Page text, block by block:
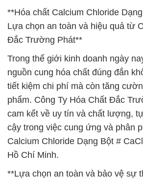
**Hóa chất Calcium Chloride
Lựa chọn an toàn và hiệu quả từ
Đắc Trường Phát**
Trong thế giới kinh doanh ngày
nguồn cung hóa chất đúng đắn
tiết kiệm chi phí mà còn tăng
phẩm. Công Ty Hóa Chất Đắc
cam kết về uy tín và chất lượng,
cậy trong việc cung ứng và phân
Calcium Chloride Dạng Bột #
Hồ Chí Minh.
**Lựa chọn an toàn và bảo vệ sự